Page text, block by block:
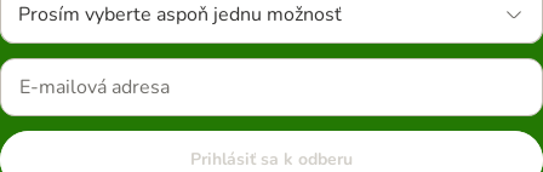
Prosím vyberte aspoň jednu možnosť
Prihlásiť sa k odberu